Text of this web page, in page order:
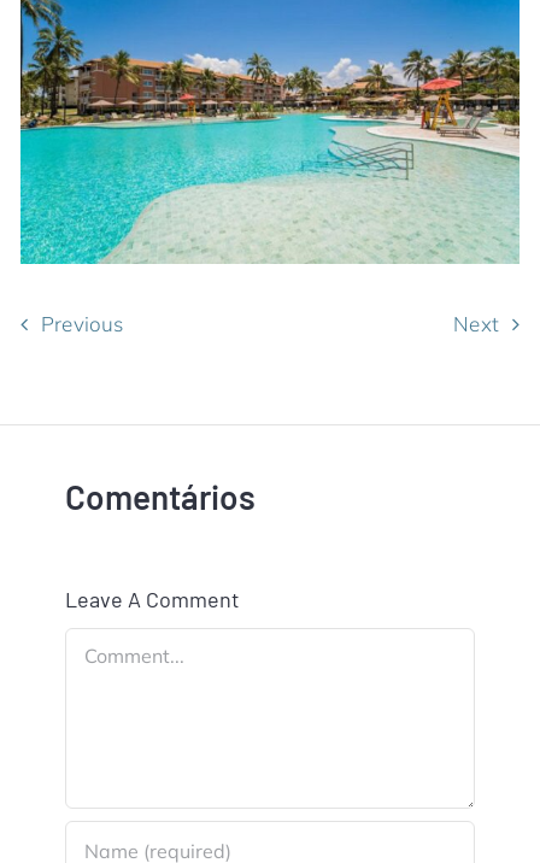
Previous Next
Comentários
Leave A Comment
Comment